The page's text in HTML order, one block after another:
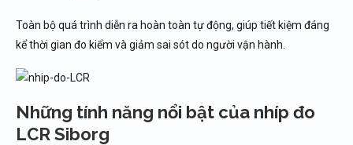
Toàn bộ quá trình diễn ra hoàn toàn tự động, giúp tiết kiệm đáng
kể thời gian đo kiểm và giảm sai sót do người vận hành.
Những tính năng nổi bật của nhíp đo
LCR Siborg